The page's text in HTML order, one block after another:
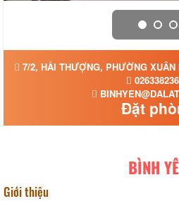
7/2, HẢI THƯỢNG, PHƯỜNG
Đặt
BÌNH
Giới thiệu